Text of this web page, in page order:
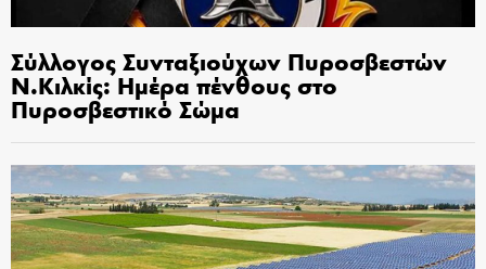
Σύλλογος Συνταξιούχων Πυροσβεστών
Ν.Κιλκίς: Ημέρα πένθους στο
Πυροσβεστικό Σώμα